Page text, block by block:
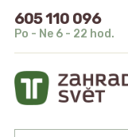
605 110 096
Po - Ne 6 - 22 hod.